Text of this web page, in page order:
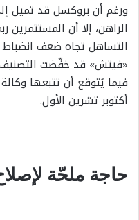
ورغم أن بروكسل قد تميل
الراهن، إلا أن
التساهل تجاه ضعف انضباط
«فيتش» قد خفّضت التصنيف
فيما يُتوقع أن تتبعها
أكتوبر تشرين الأول.
حاجة ملحّة